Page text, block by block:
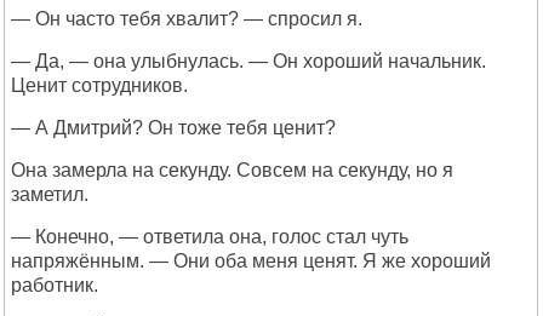
— Он часто тебя хвалит? — спросил я.
— Да, — она улыбнулась. — Он хороший начальник.
Ценит сотрудников.
— А Дмитрий? Он тоже тебя ценит?
Она замерла на секунду. Совсем на секунду, но я
заметил.
— Конечно, — ответила она, голос стал чуть
напряжённым. — Они оба меня ценят. Я же хороший
работник.